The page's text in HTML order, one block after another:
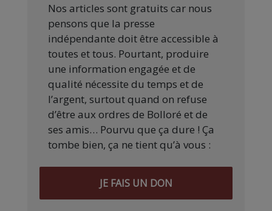
Nos articles sont gratuits car nous
pensons que la presse
indépendante doit être accessible à
toutes et tous. Pourtant, produire
une information engagée et de
qualité nécessite du temps et de
l’argent, surtout quand on refuse
d’être aux ordres de Bolloré et de
ses amis… Pourvu que ça dure ! Ça
tombe bien, ça ne tient qu’à vous :
JE FAIS UN DON